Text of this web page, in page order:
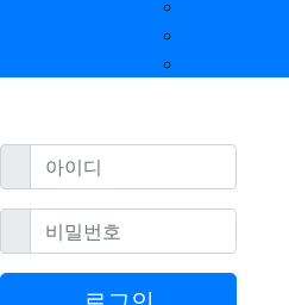
아이디필수
비밀번호필수